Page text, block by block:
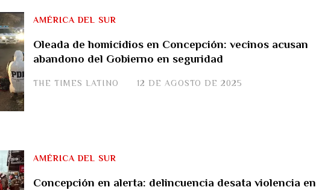
Oleada de homicidios en Concepción: vecinos acusan
abandono del Gobierno en seguridad
THE TIMES LATINO
AMÉRICA DEL SUR
12 DE AGOSTO DE 2025
Concepción en alerta: delincuencia desata violencia en
AMÉRICA DEL SUR